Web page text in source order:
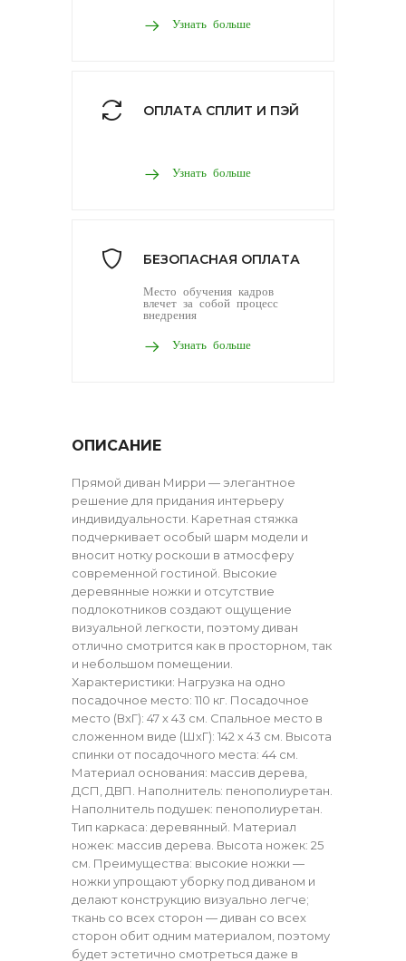
Узнать больше
ОПЛАТА СПЛИТ И ПЭЙ
Узнать больше
БЕЗОПАСНАЯ ОПЛАТА
Место обучения кадров
влечет за собой процесс
внедрения
Узнать больше
ОПИСАНИЕ
Прямой диван Мирри — элегантное
решение для придания интерьеру
индивидуальности. Каретная стяжка
подчеркивает особый шарм модели и
вносит нотку роскоши в атмосферу
современной гостиной. Высокие
деревянные ножки и отсутствие
подлокотников создают ощущение
визуальной легкости, поэтому диван
отлично смотрится как в просторном, так
и небольшом помещении.
Характеристики: Нагрузка на одно
посадочное место: 110 кг. Посадочное
место (ВхГ): 47 х 43 см. Спальное место в
сложенном виде (ШхГ): 142 х 43 см. Высота
спинки от посадочного места: 44 см.
Материал основания: массив дерева,
ДСП, ДВП. Наполнитель: пенополиуретан.
Наполнитель подушек: пенополиуретан.
Тип каркаса: деревянный. Материал
ножек: массив дерева. Высота ножек: 25
см. Преимущества: высокие ножки —
ножки упрощают уборку под диваном и
делают конструкцию визуально легче;
ткань со всех сторон — диван со всех
сторон обит одним материалом, поэтому
будет эстетично смотреться даже в